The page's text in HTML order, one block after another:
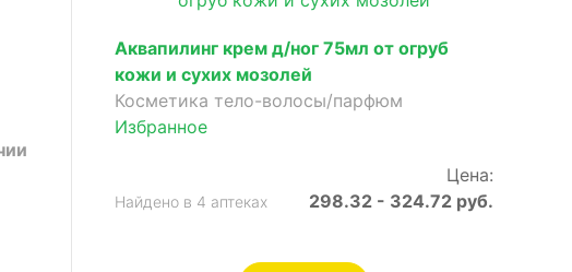
Аквапилинг крем д/ног 75мл от огруб
кожи и сухих мозолей
Косметика тело-волосы/парфюм
Избранное
Цена:
Найдено в 4 аптеках 298.32 - 324.72 руб.